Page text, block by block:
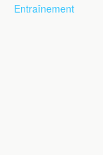
Entraînement